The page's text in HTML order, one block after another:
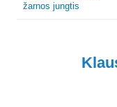
žarnos jungtis